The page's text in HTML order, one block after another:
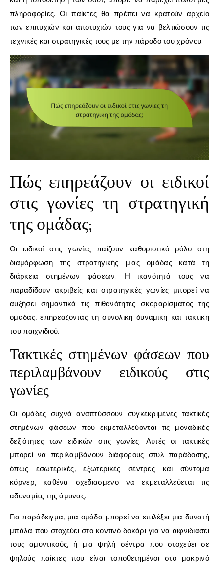
πληροφορίες. Οι παίκτες θα πρέπει να κρατούν αρχείο
των επιτυχιών και αποτυχιών τους για να βελτιώσουν τις
τεχνικές και στρατηγικές τους με την πάροδο του χρόνου.
Πώς επηρεάζουν οι ειδικοί
στις γωνίες τη στρατηγική
της ομάδας;
Οι ειδικοί στις γωνίες παίζουν καθοριστικό ρόλο στη
διαμόρφωση της στρατηγικής μιας ομάδας κατά τη
διάρκεια στημένων φάσεων. Η ικανότητά τους να
παραδίδουν ακριβείς και στρατηγικές γωνίες μπορεί να
αυξήσει σημαντικά τις πιθανότητες σκοραρίσματος της
ομάδας, επηρεάζοντας τη συνολική δυναμική και τακτική
του παιχνιδιού.
Τακτικές στημένων φάσεων που
περιλαμβάνουν ειδικούς στις
γωνίες
Οι ομάδες συχνά αναπτύσσουν συγκεκριμένες τακτικές
στημένων φάσεων που εκμεταλλεύονται τις μοναδικές
δεξιότητες των ειδικών στις γωνίες. Αυτές οι τακτικές
μπορεί να περιλαμβάνουν διάφορους στυλ παράδοσης,
όπως εσωτερικές, εξωτερικές σέντρες και σύντομα
κόρνερ, καθένα σχεδιασμένο να εκμεταλλεύεται τις
αδυναμίες της άμυνας.
Για παράδειγμα, μια ομάδα μπορεί να επιλέξει μια δυνατή
μπάλα που στοχεύει στο κοντινό δοκάρι για να αιφνιδιάσει
τους αμυντικούς, ή μια ψηλή σέντρα που στοχεύει σε
ψηλούς παίκτες που είναι τοποθετημένοι στο μακρινό